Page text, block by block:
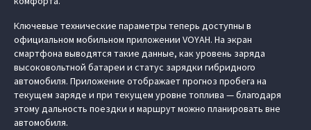
Ключевые технические параметры теперь доступны в
официальном мобильном приложении VOYAH. На экран
смартфона выводятся такие данные, как уровень заряда
высоковольтной батареи и статус зарядки гибридного
автомобиля. Приложение отображает прогноз пробега на
текущем заряде и при текущем уровне топлива — благодаря
этому дальность поездки и маршрут можно планировать вне
автомобиля.